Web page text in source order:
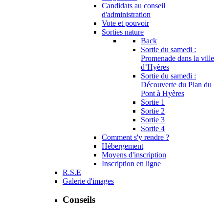
Candidats au conseil
d'administration
Vote et pouvoir
Sorties nature
Back
Sortie du samedi :
Promenade dans la ville
d’Hyères
Sortie du samedi :
Découverte du Plan du
Pont à Hyères
Sortie 1
Sortie 2
Sortie 3
Sortie 4
Comment s'y rendre ?
Hébergement
Moyens d'inscription
Inscription en ligne
R.S.E
Galerie d'images
Conseils